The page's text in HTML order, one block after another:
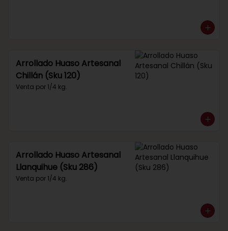
Arrollado Huaso Artesanal
Chillán (Sku 120)
Venta por 1/4 kg.
Arrollado Huaso Artesanal
Llanquihue (Sku 286)
Venta por 1/4 kg.